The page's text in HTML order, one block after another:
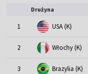
Drużyna
1 USA (K)
2 Włochy (K)
3 Brazylia (K)